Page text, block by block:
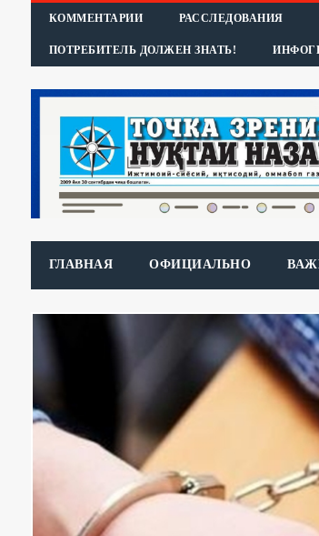
КОММЕНТАРИИ РАССЛЕДОВАНИЯ
ПОТРЕБИТЕЛЬ ДОЛЖЕН ЗНАТЬ!
ГЛАВНАЯ ОФИЦИАЛЬНО